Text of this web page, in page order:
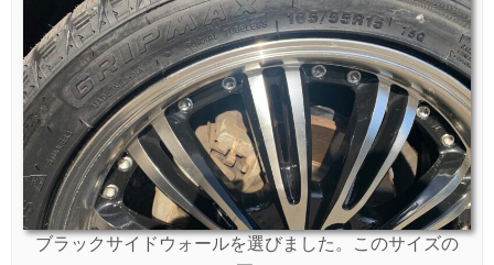
ブラックサイドウォールを選びました。このサイズの